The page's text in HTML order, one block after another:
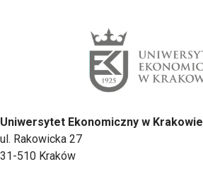
Uniwersytet Ekonomiczny w Krakowie
ul. Rakowicka 27
31-510 Kraków